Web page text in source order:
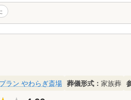
ラン やわらぎ斎場 葬儀形式： 家族葬